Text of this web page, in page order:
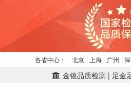
各省中心： 北京 上海 广州
金银品质检测 | 足金